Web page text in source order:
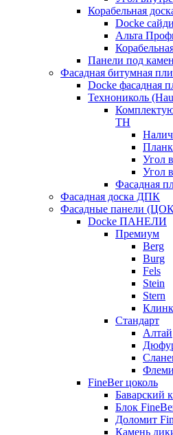
Корабельная
Docke
Альта
Панели под
Фасадная битумная
Docke фасадная
Технониколь
ТН
Угол
Угол
Фасадная
Фасадная доска ДПК
Фасадные панели
Docke ПАНЕЛИ
Премиум
Berg
Burg
Fels
Stein
Stern
Стандарт
Алтай
FineBer цоколь
Баварский
Блок
Доломит
Камень